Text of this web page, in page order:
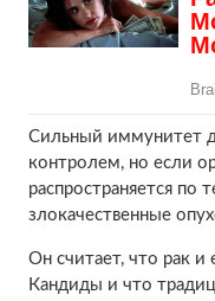
Сильный иммунитет
контролем, но если
распространяется по
злокачественные
Он считает, что рак и
Кандиды и что